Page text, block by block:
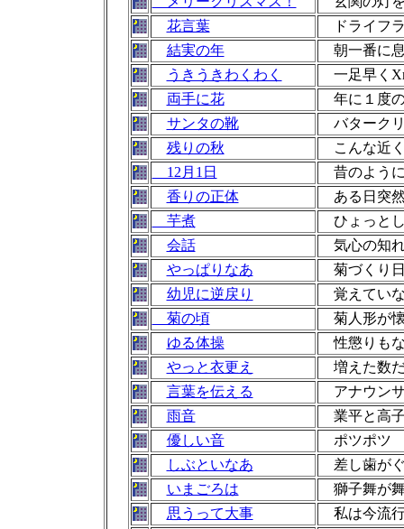
花言葉
ドライフ
結実の年
朝一番に
うきうきわくわく
一足早く
両手に花
年に１度
サンタの靴
バターク
残りの秋
こんな近
12月1日
昔のよう
香りの正体
ある日突
芋煮
ひょっと
会話
気心の知
やっぱりなあ
菊づくり
幼児に逆戻り
覚えてい
菊の頃
菊人形が懐
ゆる体操
性懲りも
やっと衣更え
増えた数
言葉を伝える
アナウン
雨音
業平と高
優しい音
ポツポツ
しぶといなあ
差し歯が
いまごろは
獅子舞が
思うって大事
私は今流